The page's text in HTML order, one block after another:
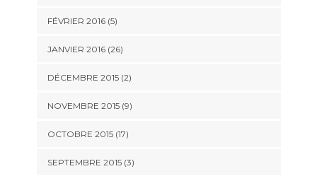
FÉVRIER 2016 (5)
JANVIER 2016 (26)
DÉCEMBRE 2015 (2)
NOVEMBRE 2015 (9)
OCTOBRE 2015 (17)
SEPTEMBRE 2015 (3)